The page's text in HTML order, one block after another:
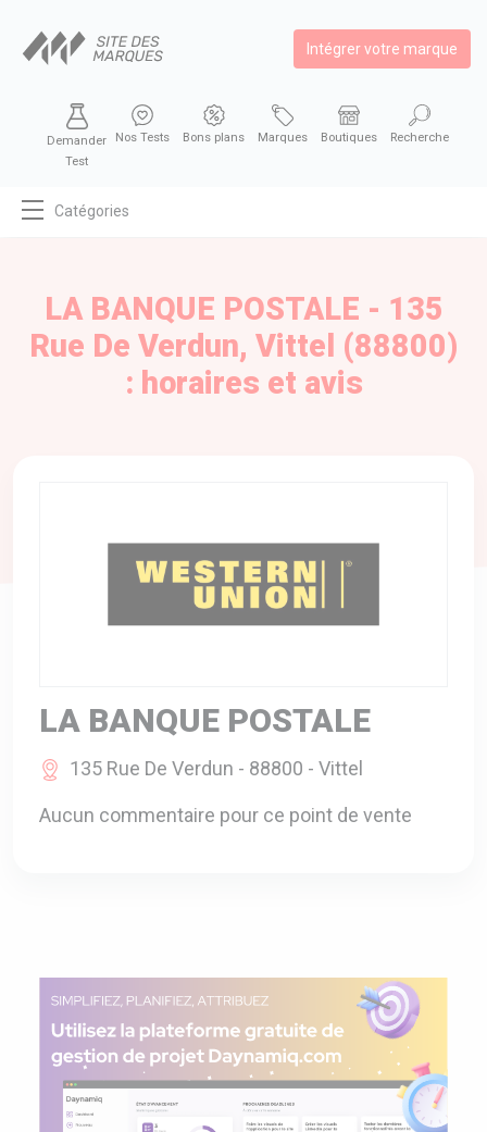
Intégrer votre marque
Demander
Test
Nos Tests Bons plans Marques Boutiques Recherche
Catégories
BIO & ENVIRONNEMENT
ENTREPRISE
ANIMAUX
LA BANQUE POSTALE - 135
Rue De Verdun, Vittel (88800)
: horaires et avis
LA BANQUE POSTALE
135 Rue De Verdun - 88800 - Vittel
Aucun commentaire pour ce point de vente